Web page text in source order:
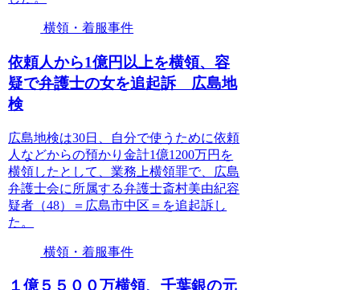
横領・着服事件
依頼人から1億円以上を横領、容
疑で弁護士の女を追起訴 広島地
検
広島地検は30日、自分で使うために依頼
人などからの預かり金計1億1200万円を
横領したとして、業務上横領罪で、広島
弁護士会に所属する弁護士斎村美由紀容
疑者（48）＝広島市中区＝を追起訴し
た。
横領・着服事件
１億５５００万横領、千葉銀の元